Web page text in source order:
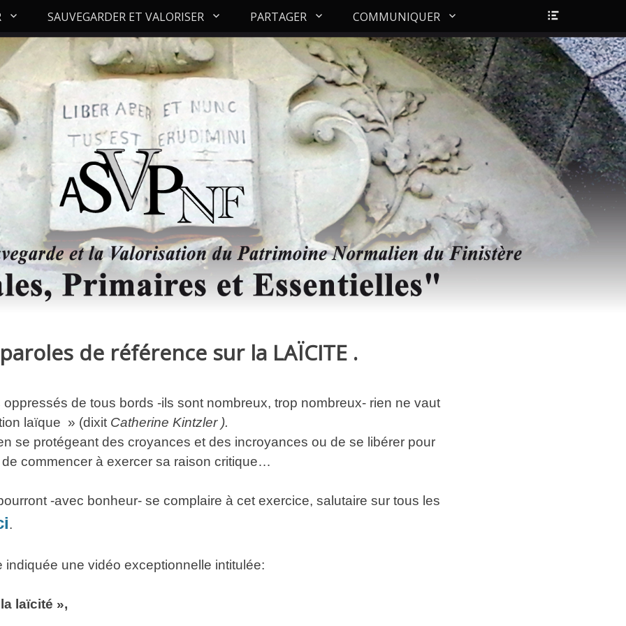
SAUVEGARDER ET VALORISER PARTAGER COMMUNIQUER
tête
de référence sur la LAÏCITE .
de tous bords -ils sont nombreux, trop nombreux- rien ne vaut
laïque » (dixit Catherine Kintzler ).
se protégeant des croyances et des incroyances ou de se libérer pour
commencer à exercer sa raison critique…
-avec bonheur- se complaire à cet exercice, salutaire sur tous les
.
indiquée une vidéo exceptionnelle intitulée:
laïcité »,